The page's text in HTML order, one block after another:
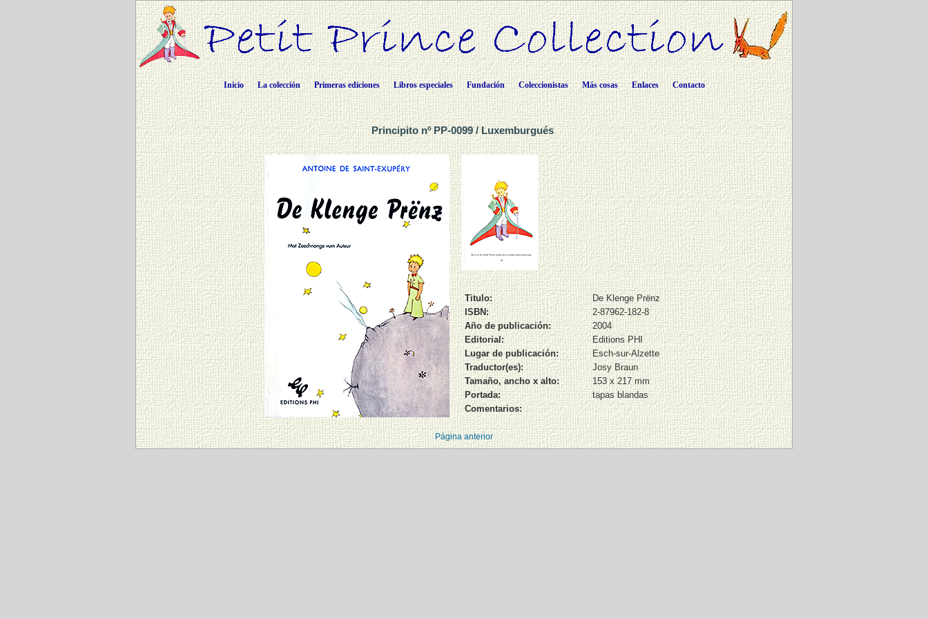
Inicio La colección Primeras ediciones Libros especiales Fundación Coleccionistas Más cosas Enlaces Contacto
Principito nº PP-0099 / Luxemburgués
Titulo:
De Klenge Prënz
ISBN:
2-87962-182-8
Año de publicación:
2004
Editorial:
Editions PHI
Lugar de publicación:
Esch-sur-Alzette
Traductor(es):
Josy Braun
Tamaño, ancho x alto:
153 x 217 mm
Portada:
tapas blandas
Comentarios:
Página anterior